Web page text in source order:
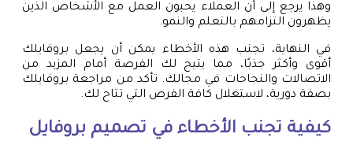
وهذا يرجع إلى أن العملاء يحبون العمل مع الأشخاص الذين
يظهرون التزامهم بالتعلم والنمو.
في النهاية، تجنب هذه الأخطاء يمكن أن يجعل بروفايلك
أقوى وأكثر جذبًا، مما يتيح لك الفرصة أمام المزيد من
الاتصالات والنجاحات في مجالك. تأكد من مراجعة بروفايلك
بصفة دورية، لاستغلال كافة الفرص التي تتاح لك.
كيفية تجنب الأخطاء في تصميم بروفايل